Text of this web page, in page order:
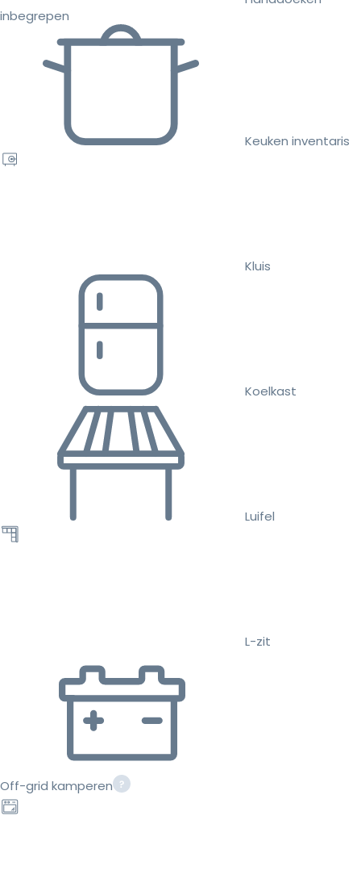
inbegrepen
Keuken inventaris
Kluis
Koelkast
Luifel
L-zit
Off-grid kamperen